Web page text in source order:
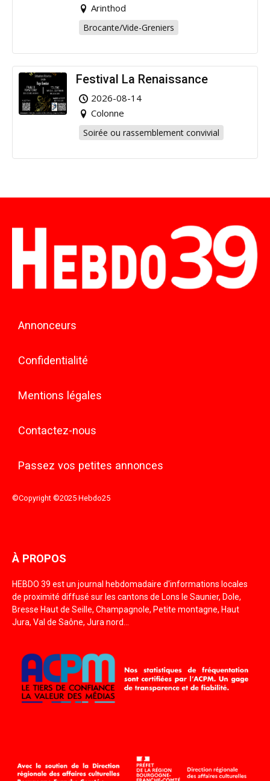
Arinthod
Brocante/Vide-Greniers
Festival La Renaissance
2026-08-14
Colonne
Soirée ou rassemblement convivial